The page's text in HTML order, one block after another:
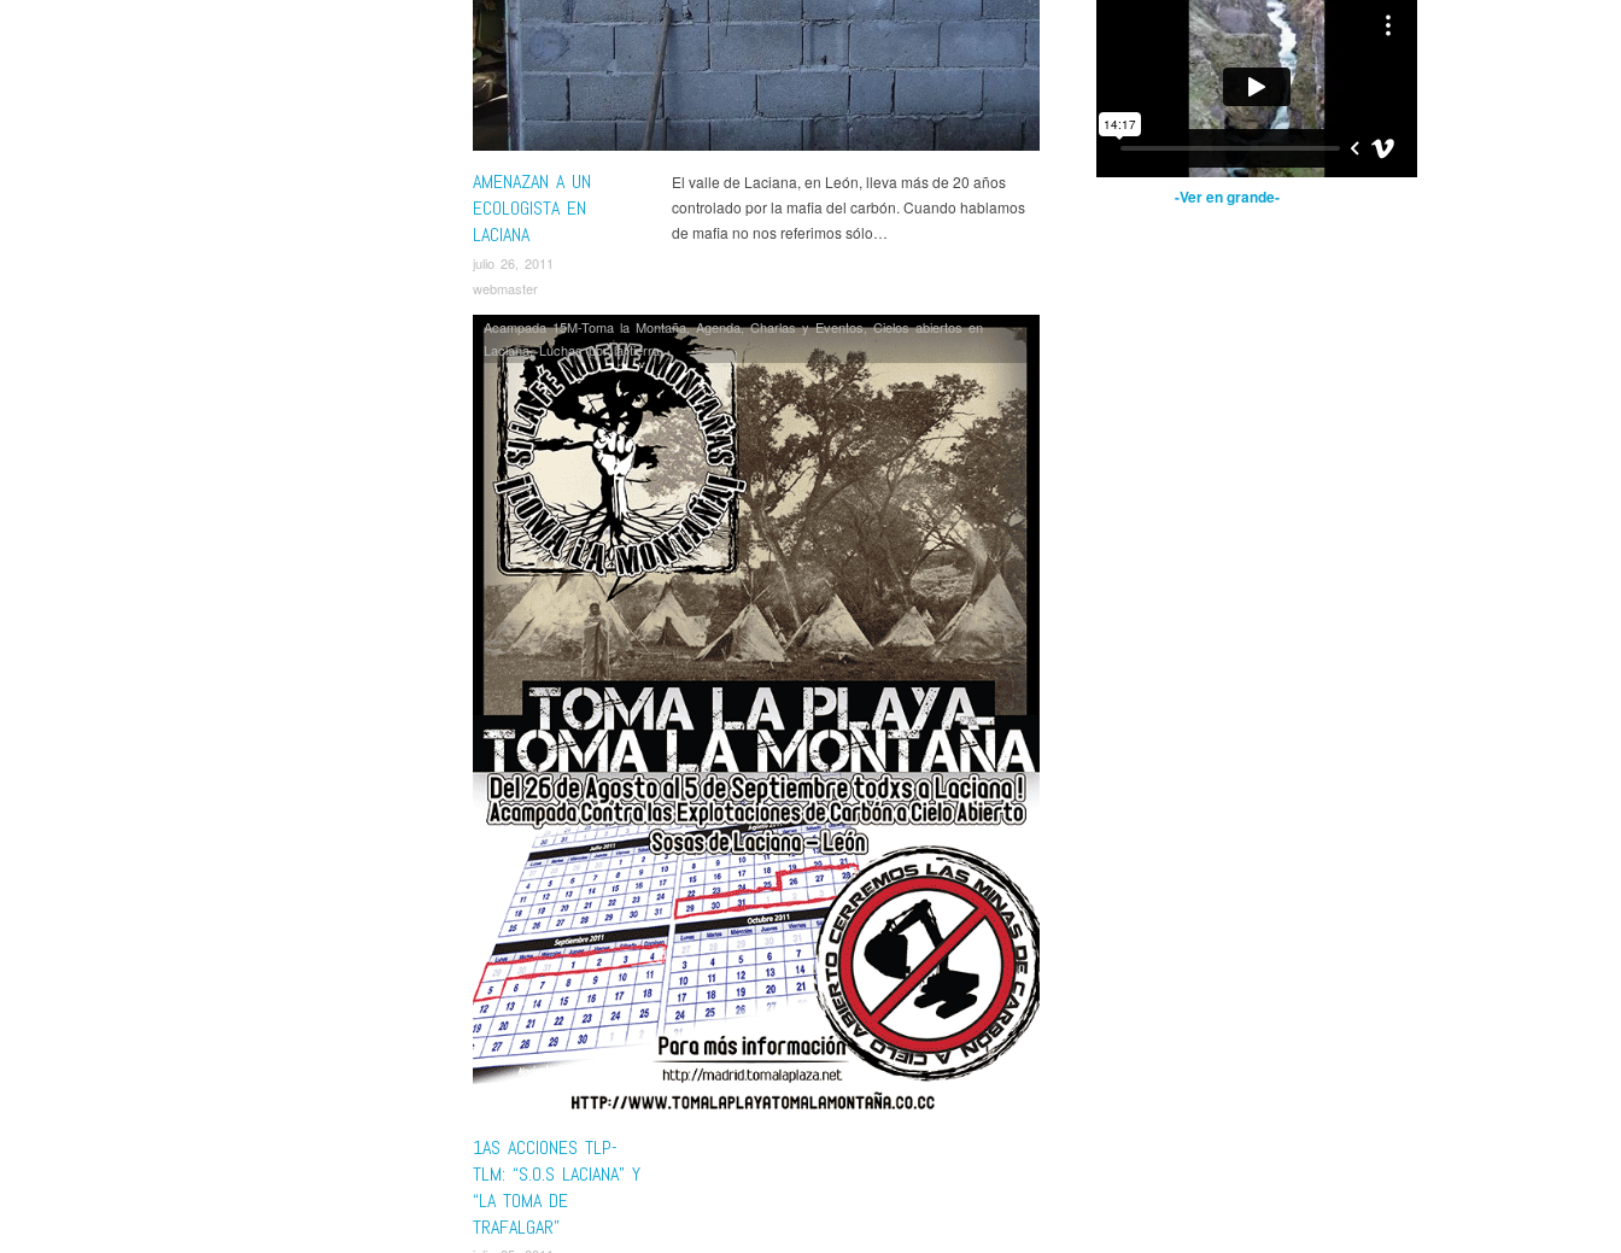
AMENAZAN A UN
ECOLOGISTA EN
LACIANA
julio 26, 2011
webmaster
El valle de Laciana, en León, lleva más de 20 años
controlado por la mafia del carbón. Cuando hablamos
de mafia no nos referimos sólo…
1AS ACCIONES TLP-
TLM: “S.O.S LACIANA” Y
“LA TOMA DE
TRAFALGAR”
Acampada 15M-Toma la Montaña,Agenda,Charlas y Eventos,Cielos abiertos en
Laciana,Luchas por la tierra
-Ver en grande-